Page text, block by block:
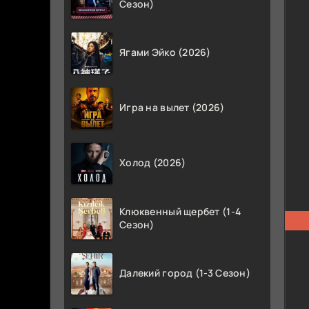
Сезон)
Ягами Эйко (2026)
Игра на вылет (2026)
Холод (2026)
Клюквенный щербет (1-4
Сезон)
Далекий город (1-3 Сезон)